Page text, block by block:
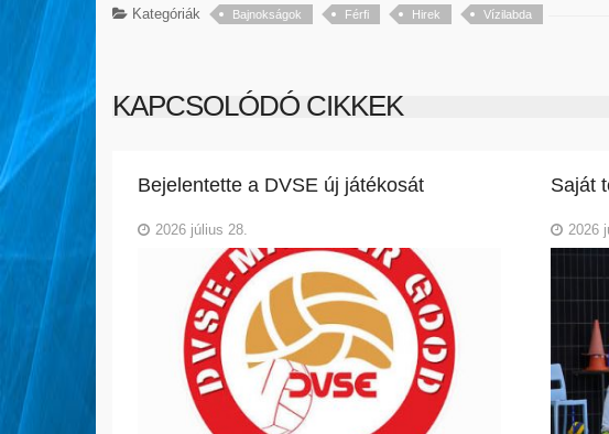
Kategóriák Bajnokságok Férfi Hirek Vízilabda
KAPCSOLÓDÓ CIKKEK
Bejelentette a DVSE új játékosát
2026 július 28.
Saját
2026